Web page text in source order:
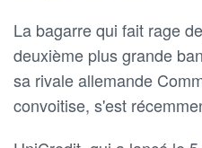
La bagarre qui fait rage
deuxième plus grande
sa rivale allemande
convoitise, s'est